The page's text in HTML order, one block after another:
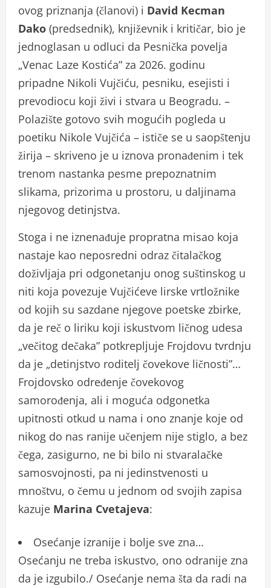
ovog priznanja (članovi) i David Kecman
Dako (predsednik), književnik i kritičar, bio je
jednoglasan u odluci da Pesnička povelja
„Venac Laze Kostića” za 2026. godinu
pripadne Nikoli Vujčiću, pesniku, esejisti i
prevodiocu koji živi i stvara u Beogradu. –
Polazište gotovo svih mogućih pogleda u
poetiku Nikole Vujčića – ističe se u saopštenju
žirija – skriveno je u iznova pronađenim i tek
trenom nastanka pesme prepoznatnim
slikama, prizorima u prostoru, u daljinama
njegovog detinjstva.
Stoga i ne iznenađuje propratna misao koja
nastaje kao neposredni odraz čitalačkog
doživljaja pri odgonetanju onog suštinskog u
niti koja povezuje Vujčićeve lirske vrtložnike
od kojih su sazdane njegove poetske zbirke,
da je reč o liriku koji iskustvom ličnog udesa
„večitog dečaka” potkrepljuje Frojdovu tvrdnju
da je „detinjstvo roditelj čovekove ličnosti”…
Frojdovsko određenje čovekovog
samorođenja, ali i moguća odgonetka
upitnosti otkud u nama i ono znanje koje od
nikog do nas ranije učenjem nije stiglo, a bez
čega, zasigurno, ne bi bilo ni stvaralačke
samosvojnosti, pa ni jedinstvenosti u
mnoštvu, o čemu u jednom od svojih zapisa
kazuje Marina Cvetajeva:
Osećanje izranije i bolje sve zna…
Osećanju ne treba iskustvo, ono odranije zna
da je izgubilo./ Osećanje nema šta da radi na